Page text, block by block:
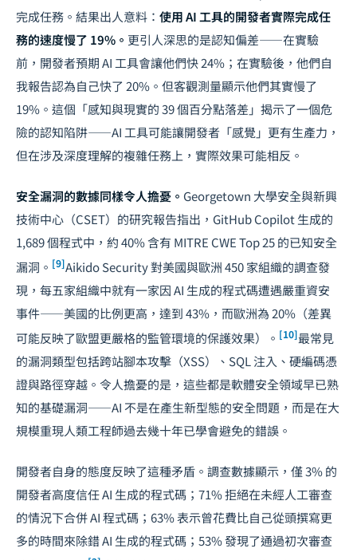
完成任務。結果出人意料： 使用 AI 工具的開發者實際完成任
務的速度慢了 19%。 更引人深思的是認知偏差——在實驗
前，開發者預期 AI 工具會讓他們快 24%；在實驗後，他們自
我報告認為自己快了 20%。但客觀測量顯示他們其實慢了
19%。這個「感知與現實的 39 個百分點落差」揭示了一個危
險的認知陷阱——AI 工具可能讓開發者「感覺」更有生產力，
但在涉及深度理解的複雜任務上，實際效果可能相反。
安全漏洞的數據同樣令人擔憂。 Georgetown 大學安全與新興
技術中心（CSET）的研究報告指出，GitHub Copilot 生成的
1,689 個程式中，約 40% 含有 MITRE CWE Top 25 的已知安全
漏洞。 [9]Aikido Security 對美國與歐洲 450 家組織的調查發
現，每五家組織中就有一家因 AI 生成的程式碼遭遇嚴重資安
事件——美國的比例更高，達到 43%，而歐洲為 20%（差異
可能反映了歐盟更嚴格的監管環境的保護效果）。 [10]最常見
的漏洞類型包括跨站腳本攻擊（XSS）、SQL 注入、硬編碼憑
證與路徑穿越。令人擔憂的是，這些都是軟體安全領域早已熟
知的基礎漏洞——AI 不是在產生新型態的安全問題，而是在大
規模重現人類工程師過去幾十年已學會避免的錯誤。
開發者自身的態度反映了這種矛盾。調查數據顯示，僅 3% 的
開發者高度信任 AI 生成的程式碼；71% 拒絕在未經人工審查
的情況下合併 AI 程式碼；63% 表示曾花費比自己從頭撰寫更
多的時間來除錯 AI 生成的程式碼；53% 發現了通過初次審查